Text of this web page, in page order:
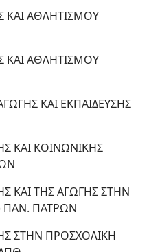
ΚΑΙ ΑΘΛΗΤΙΣΜΟΥ
ΚΑΙ ΑΘΛΗΤΙΣΜΟΥ
ΚΑΙ ΕΚΠΑΙΔΕΥΣΗΣ
ΚΑΙ ΚΟΙΝΩΝΙΚΗΣ
ΚΑΙ ΤΗΣ ΑΓΩΓΗΣ ΣΤΗΝ
ΠΑΝ. ΠΑΤΡΩΝ
ΣΤΗΝ ΠΡΟΣΧΟΛΙΚΗ